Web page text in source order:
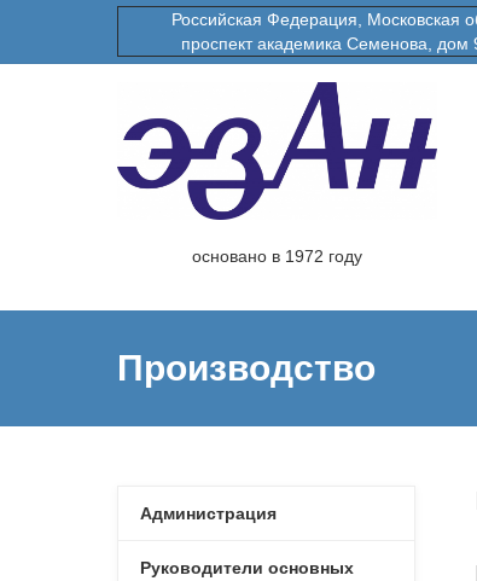
Российская Федерация, Московская
проспект академика Семенова, дом
основано в 1972 году
Производство
Администрация
Руководители основных